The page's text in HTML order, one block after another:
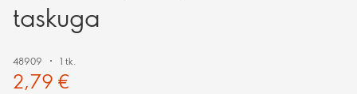
taskuga
48909 1 tk.
2,79 €